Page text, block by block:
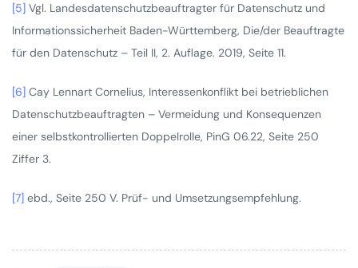
[5] Vgl. Landesdatenschutzbeauftragter für Datenschutz und
Informationssicherheit Baden-Württemberg, Die/der Beauftragte
für den Datenschutz – Teil II, 2. Auflage. 2019, Seite 11.
[6] Cay Lennart Cornelius, Interessenkonflikt bei betrieblichen
Datenschutzbeauftragten – Vermeidung und Konsequenzen
einer selbstkontrollierten Doppelrolle, PinG 06.22, Seite 250
Ziffer 3.
[7] ebd., Seite 250 V. Prüf- und Umsetzungsempfehlung.